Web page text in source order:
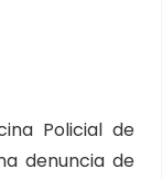
Policial de
denuncia de